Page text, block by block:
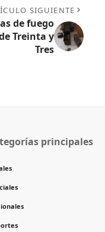
SIGUIENTE
de fuego
Treinta y
Tres
principales